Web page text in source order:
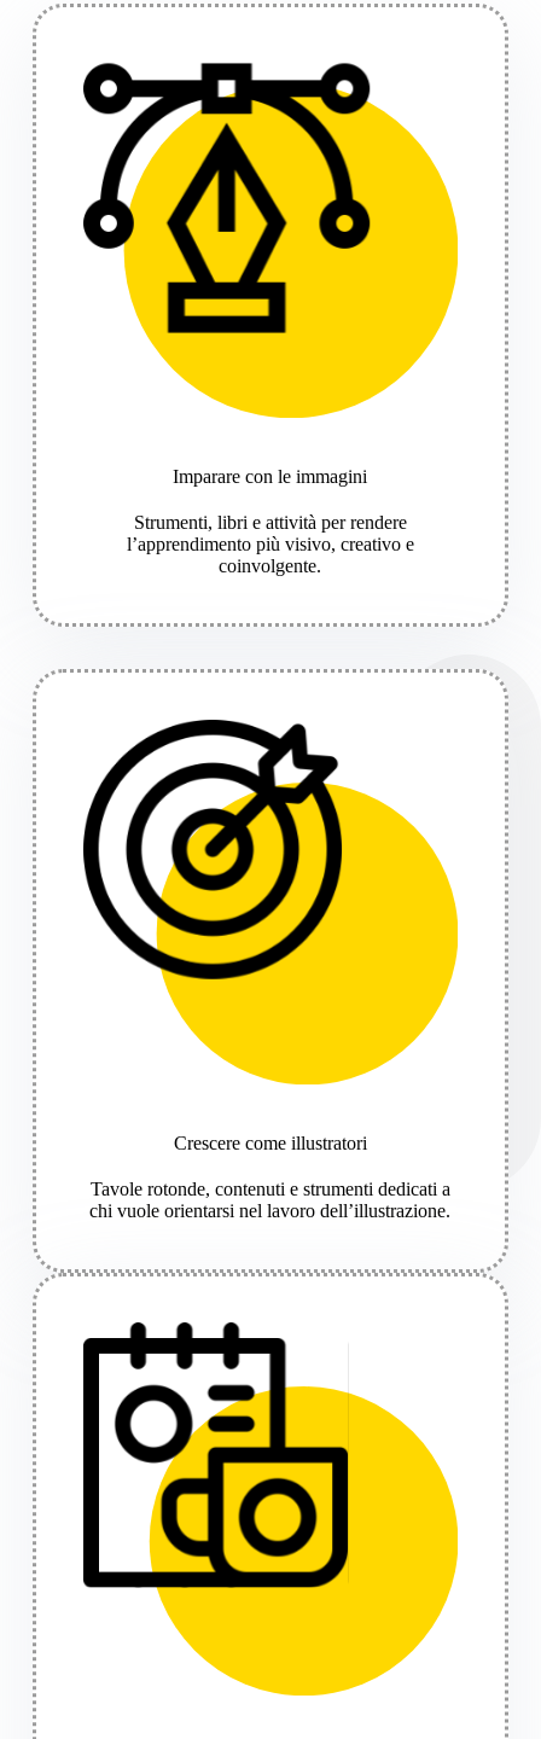
Imparare con le immagini
Strumenti, libri e attività per rendere
l’apprendimento più visivo, creativo e
coinvolgente.
Crescere come illustratori
Tavole rotonde, contenuti e strumenti dedicati a
chi vuole orientarsi nel lavoro dell’illustrazione.